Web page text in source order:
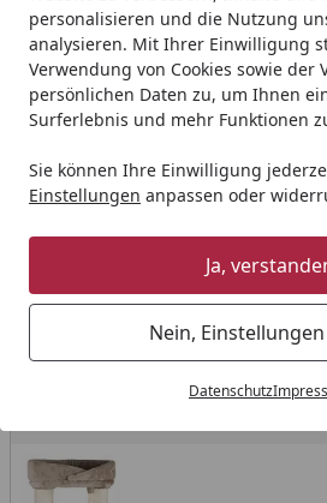
personalisieren und die Nutzung
analysieren. Mit Ihrer Einwilligung
Verwendung von Cookies sowie
persönlichen Daten zu, um Ihnen
Surferlebnis und mehr Funktionen
Sie können Ihre Einwilligung
Einstellungen anpassen oder
Ja,
Nein,
Datenschutz
Kratzbäume &
Startseite
Kratzbäume & -bretter
Wählen Sie Ihre